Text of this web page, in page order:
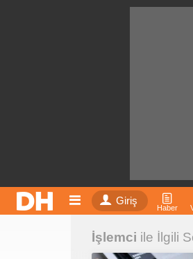
Giriş
Haber
İşlemci ile İlgili